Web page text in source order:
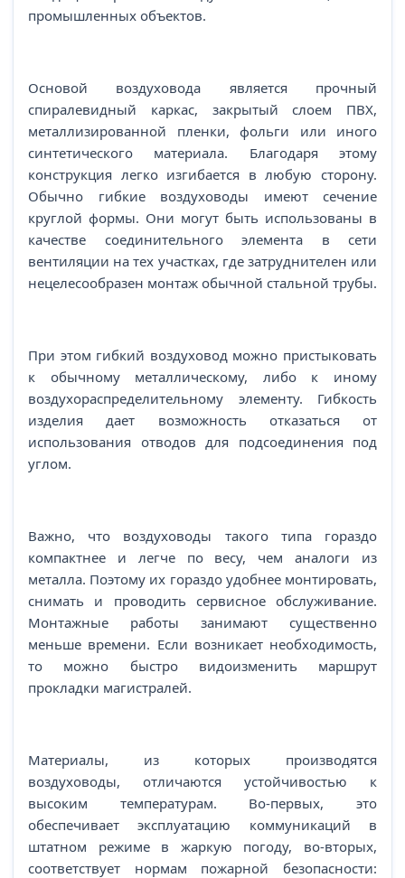
промышленных объектов.
Основой воздуховода является прочный
спиралевидный каркас, закрытый слоем ПВХ,
металлизированной пленки, фольги или иного
синтетического материала. Благодаря этому
конструкция легко изгибается в любую сторону.
Обычно гибкие воздуховоды имеют сечение
круглой формы. Они могут быть использованы в
качестве соединительного элемента в сети
вентиляции на тех участках, где затруднителен или
нецелесообразен монтаж обычной стальной трубы.
При этом гибкий воздуховод можно пристыковать
к обычному металлическому, либо к иному
воздухораспределительному элементу. Гибкость
изделия дает возможность отказаться от
использования отводов для подсоединения под
углом.
Важно, что воздуховоды такого типа гораздо
компактнее и легче по весу, чем аналоги из
металла. Поэтому их гораздо удобнее монтировать,
снимать и проводить сервисное обслуживание.
Монтажные работы занимают существенно
меньше времени. Если возникает необходимость,
то можно быстро видоизменить маршрут
прокладки магистралей.
Материалы, из которых производятся
воздуховоды, отличаются устойчивостью к
высоким температурам. Во-первых, это
обеспечивает эксплуатацию коммуникаций в
штатном режиме в жаркую погоду, во-вторых,
соответствует нормам пожарной безопасности: